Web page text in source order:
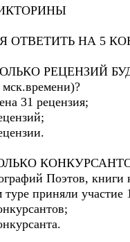
ОТВЕТИТЬ НА 5
РЕЦЕНЗИЙ
мск.времени)?
31 рецензия;
Поэтов,
приняли участие